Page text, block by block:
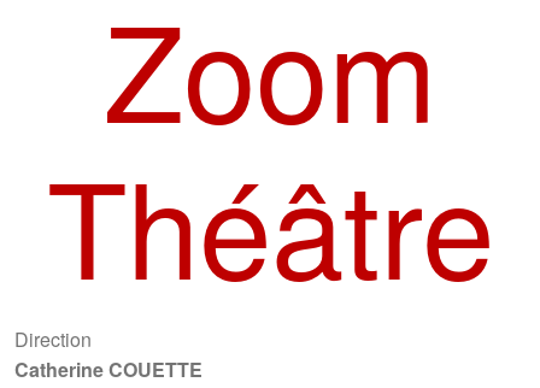
Zoom
Théâtre
Direction
Catherine COUETTE